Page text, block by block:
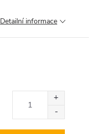
Detailní informace